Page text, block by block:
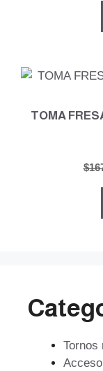
TOMA
$
Tornos